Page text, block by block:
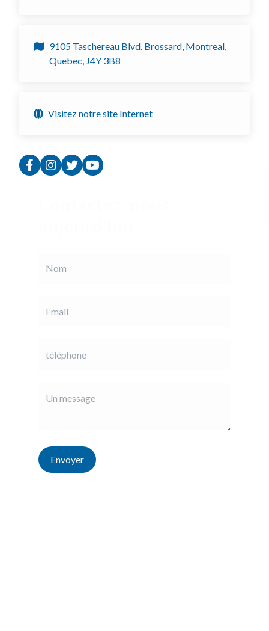
9105 Taschereau Blvd. Brossard, Montreal,
Quebec, J4Y 3B8
Visitez notre site Internet
Envoyer